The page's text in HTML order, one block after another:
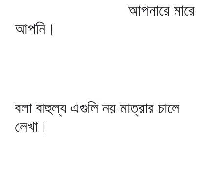
আপনারে মারে
আপনি।
বলা বাহুল্য এগুলি নয় মাত্রার চালে
লেখা।